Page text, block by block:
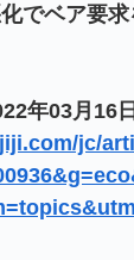
でベア要
年03月16
jc/